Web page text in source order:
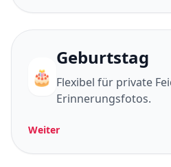
🎂
Geburtstag
Flexibel für private
Erinnerungsfotos.
Weiter